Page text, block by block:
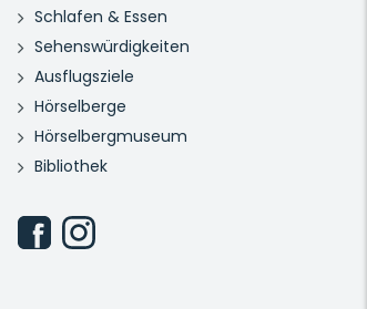
Schlafen & Essen
Sehenswürdigkeiten
Ausflugsziele
Hörselberge
Hörselbergmuseum
Bibliothek